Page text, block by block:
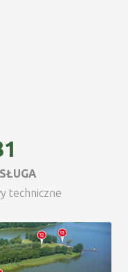
techniczne